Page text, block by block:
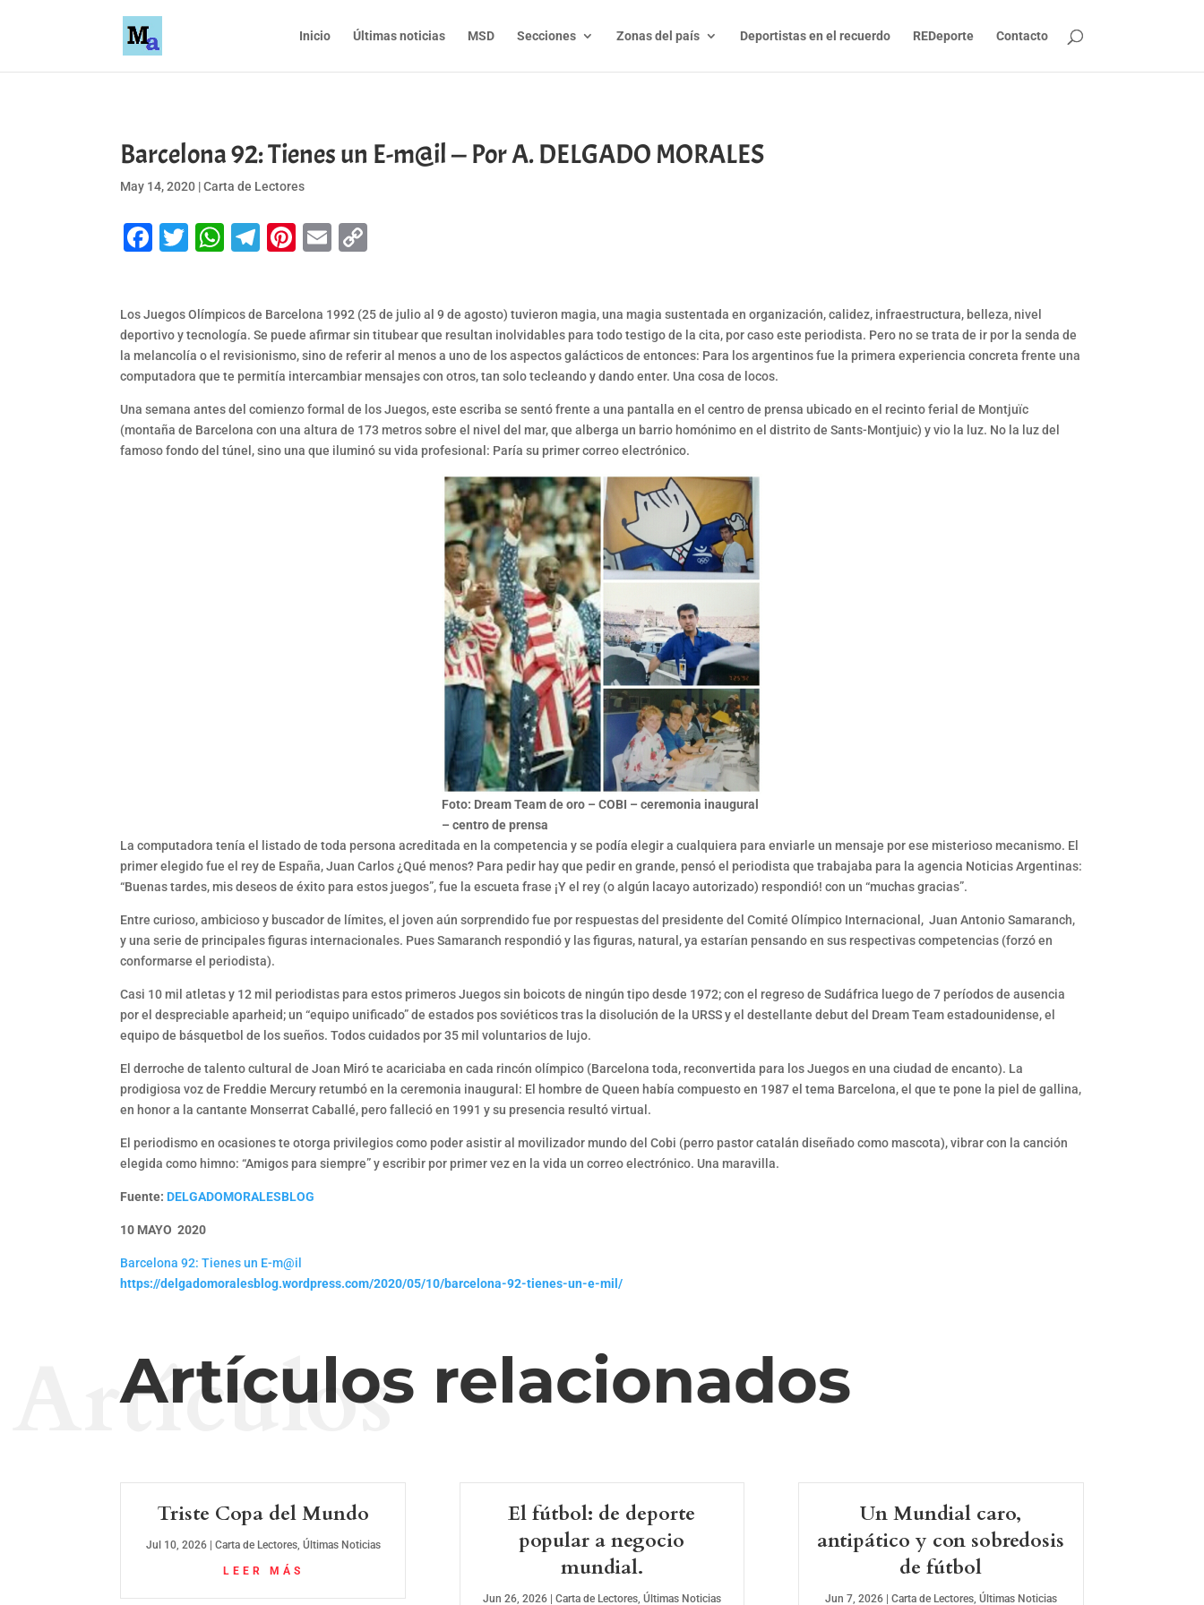
Inicio Últimas noticias MSD Secciones Zonas del país Deportistas en el recuerdo REDeporte Contacto
Barcelona 92: Tienes un E-m@il — Por A. DELGADO MORALES
May 14, 2020 |Carta de Lectores
Facebook
Twitter
WhatsApp
Telegram
Pinterest
Email
Los Juegos Olímpicos de Barcelona 1992 (25 de julio al 9 de agosto) tuvieron magia, una magia sustentada en organización, calidez, infraestructura, belleza, nivel
deportivo y tecnología. Se puede afirmar sin titubear que resultan inolvidables para todo testigo de la cita, por caso este periodista. Pero no se trata de ir por la senda de
la melancolía o el revisionismo, sino de referir al menos a uno de los aspectos galácticos de entonces: Para los argentinos fue la primera experiencia concreta frente una
computadora que te permitía intercambiar mensajes con otros, tan solo tecleando y dando enter. Una cosa de locos.
Una semana antes del comienzo formal de los Juegos, este escriba se sentó frente a una pantalla en el centro de prensa ubicado en el recinto ferial de Montjuïc
(montaña de Barcelona con una altura de 173 metros sobre el nivel del mar, que alberga un barrio homónimo en el distrito de Sants-Montjuic) y vio la luz. No la luz del
famoso fondo del túnel, sino una que iluminó su vida profesional: Paría su primer correo electrónico.
Foto: Dream Team de oro – COBI – ceremonia inaugural
– centro de prensa
La computadora tenía el listado de toda persona acreditada en la competencia y se podía elegir a cualquiera para enviarle un mensaje por ese misterioso mecanismo. El
primer elegido fue el rey de España, Juan Carlos ¿Qué menos? Para pedir hay que pedir en grande, pensó el periodista que trabajaba para la agencia Noticias Argentinas:
“Buenas tardes, mis deseos de éxito para estos juegos”, fue la escueta frase ¡Y el rey (o algún lacayo autorizado) respondió! con un “muchas gracias”.
Entre curioso, ambicioso y buscador de límites, el joven aún sorprendido fue por respuestas del presidente del Comité Olímpico Internacional, Juan Antonio Samaranch,
y una serie de principales figuras internacionales. Pues Samaranch respondió y las figuras, natural, ya estarían pensando en sus respectivas competencias (forzó en
conformarse el periodista).
Casi 10 mil atletas y 12 mil periodistas para estos primeros Juegos sin boicots de ningún tipo desde 1972; con el regreso de Sudáfrica luego de 7 períodos de ausencia
por el despreciable aparheid; un “equipo unificado” de estados pos soviéticos tras la disolución de la URSS y el destellante debut del Dream Team estadounidense, el
equipo de básquetbol de los sueños. Todos cuidados por 35 mil voluntarios de lujo.
El derroche de talento cultural de Joan Miró te acariciaba en cada rincón olímpico (Barcelona toda, reconvertida para los Juegos en una ciudad de encanto). La
prodigiosa voz de Freddie Mercury retumbó en la ceremonia inaugural: El hombre de Queen había compuesto en 1987 el tema Barcelona, el que te pone la piel de gallina,
en honor a la cantante Monserrat Caballé, pero falleció en 1991 y su presencia resultó virtual.
El periodismo en ocasiones te otorga privilegios como poder asistir al movilizador mundo del Cobi (perro pastor catalán diseñado como mascota), vibrar con la canción
elegida como himno: “Amigos para siempre” y escribir por primer vez en la vida un correo electrónico. Una maravilla.
Fuente: DELGADOMORALESBLOG
10 MAYO 2020
Barcelona 92: Tienes un E-m@il
https://delgadomoralesblog.wordpress.com/2020/05/10/barcelona-92-tienes-un-e-mil/
Artículos relacionados
Artículos
Triste Copa del Mundo
Jul 10, 2026| Carta de Lectores, Últimas Noticias
LEER MÁS
El fútbol: de deporte
popular a negocio
mundial.
Jun 26, 2026| Carta de Lectores, Últimas Noticias
Un Mundial caro,
antipático y con sobredosis
de fútbol
Jun 7, 2026| Carta de Lectores, Últimas Noticias